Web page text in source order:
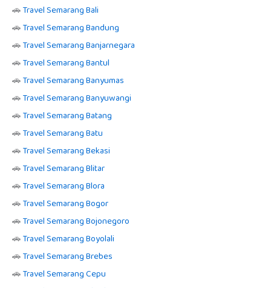
🚗Travel Semarang Bali
🚗Travel Semarang Bandung
🚗Travel Semarang Banjarnegara
🚗Travel Semarang Bantul
🚗Travel Semarang Banyumas
🚗Travel Semarang Banyuwangi
🚗Travel Semarang Batang
🚗Travel Semarang Batu
🚗Travel Semarang Bekasi
🚗Travel Semarang Blitar
🚗Travel Semarang Blora
🚗Travel Semarang Bogor
🚗Travel Semarang Bojonegoro
🚗Travel Semarang Boyolali
🚗Travel Semarang Brebes
🚗Travel Semarang Cepu